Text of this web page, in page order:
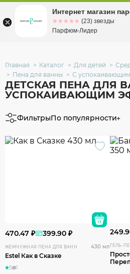
Омскул.
Главная Каталог Для детей
Пена для ванны
С
ДЕТСКАЯ ПЕНА ДЛЯ
УСПОКАИВАЮЩИМ
ФильтрыПо популярности
470.47 ₽ 399.90 ₽
ЖЕМЧУЖНАЯ ПЕНА ДЛЯ ВАНН 430 мл
Estel Как в Сказке
5 1
ГЕЛЬ-
Интернет магазин
☆☆☆☆☆
★★★★★ (23) звезды
Парфюм-Лидер